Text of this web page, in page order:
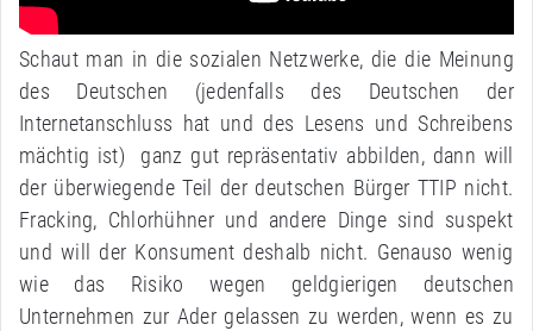
Schaut man in die sozialen Netzwerke, die die Meinung
des Deutschen (jedenfalls des Deutschen der
Internetanschluss hat und des Lesens und Schreibens
mächtig ist) ganz gut repräsentativ abbilden, dann will
der überwiegende Teil der deutschen Bürger TTIP nicht.
Fracking, Chlorhühner und andere Dinge sind suspekt
und will der Konsument deshalb nicht. Genauso wenig
wie das Risiko wegen geldgierigen deutschen
Unternehmen zur Ader gelassen zu werden, wenn es zu